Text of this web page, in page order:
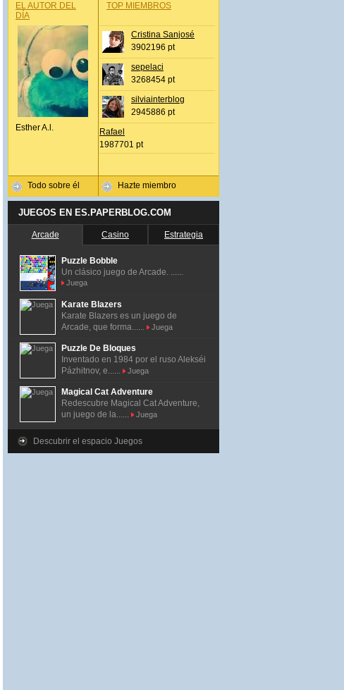
EL AUTOR DEL
DÍA
Esther A.l.
Todo sobre él
TOP MIEMBROS
Cristina Sanjosé
3902196 pt
sepelaci
3268454 pt
silviainterblog
2945886 pt
Rafael
1987701 pt
Hazte miembro
JUEGOS EN ES.PAPERBLOG.COM
Arcade Casino Estrategia
Puzzle Bobble
Un clásico juego de Arcade. ......
Juega
Karate Blazers
Karate Blazers es un juego de
Arcade, que forma......
Juega
Puzzle De Bloques
Inventado en 1984 por el ruso Alekséi
Pázhitnov, e......
Juega
Magical Cat Adventure
Redescubre Magical Cat Adventure,
un juego de la......
Juega
Descubrir el espacio Juegos